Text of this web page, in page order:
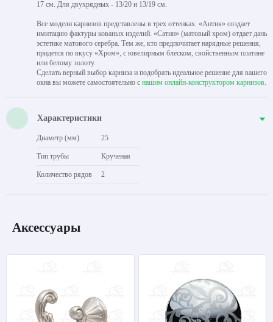
17 см. Для двухрядных - 13/20 и 13/19 см.
Все модели карнизов представлены в трех оттенках. «Антик» создает
имитацию фактуры кованых изделий. «Сатин» (матовый хром) отдает дань
эстетике матового серебра. Тем же, кто предпочитает нарядные решения,
придется по вкусу «Хром», с ювелирным блеском, свойственным платине
или белому золоту.
Сделать верный выбор карниза и подобрать идеальное решение для вашего
окна вы можете самостоятельно с нашим онлайн-конструктором карнизов.
Характеристики
Диаметр (мм) 25
Тип трубы Крученая
Количество рядов 2
Аксессуары